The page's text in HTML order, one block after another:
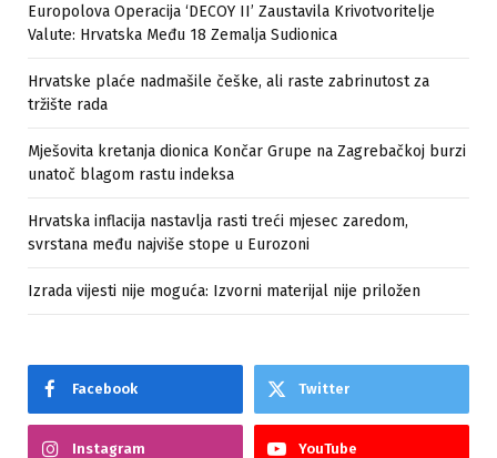
Europolova Operacija ‘DECOY II’ Zaustavila Krivotvoritelje
Valute: Hrvatska Među 18 Zemalja Sudionica
Hrvatske plaće nadmašile češke, ali raste zabrinutost za
tržište rada
Mješovita kretanja dionica Končar Grupe na Zagrebačkoj burzi
unatoč blagom rastu indeksa
Hrvatska inflacija nastavlja rasti treći mjesec zaredom,
svrstana među najviše stope u Eurozoni
Izrada vijesti nije moguća: Izvorni materijal nije priložen
Facebook Twitter
Instagram YouTube